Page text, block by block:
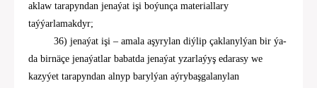
aklaw tarapyndan jenaýat işi boýunça materiallary
taýýarlamakdyr;
36) jenaýat işi – amala aşyrylan diýlip çaklanylýan bir ýa-
da birnäçe jenaýatlar babatda jenaýat yzarlaýyş edarasy we
kazyýet tarapyndan alnyp barylýan aýrybaşgalanylan